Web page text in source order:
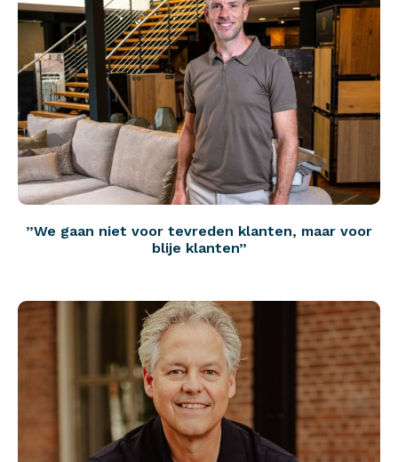
”We gaan niet voor tevreden klanten, maar voor
blije klanten”